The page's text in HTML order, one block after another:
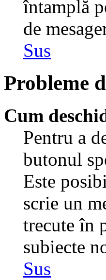
întamplă
de
Sus
Probleme
Cum
Pentru a
butonul
Este
scrie un
trecute în
subiecte
Sus